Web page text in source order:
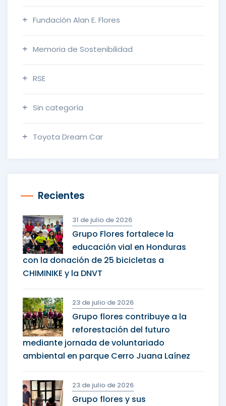
Fundación Alan E. Flores
Memoria de Sostenibilidad
RSE
Sin categoría
Toyota Dream Car
Recientes
31 de julio de 2026
Grupo Flores fortalece la
educación vial en Honduras
con la donación de 25 bicicletas a
CHIMINIKE y la DNVT
23 de julio de 2026
Grupo flores contribuye a la
reforestación del futuro
mediante jornada de voluntariado
ambiental en parque Cerro Juana Laínez
23 de julio de 2026
Grupo flores y sus